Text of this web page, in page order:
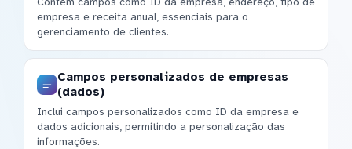
empresa e receita anual, essenciais para o
gerenciamento de clientes.
Campos personalizados de empresas
(dados)
Inclui campos personalizados como ID da empresa e
dados adicionais, permitindo a personalização das
informações.